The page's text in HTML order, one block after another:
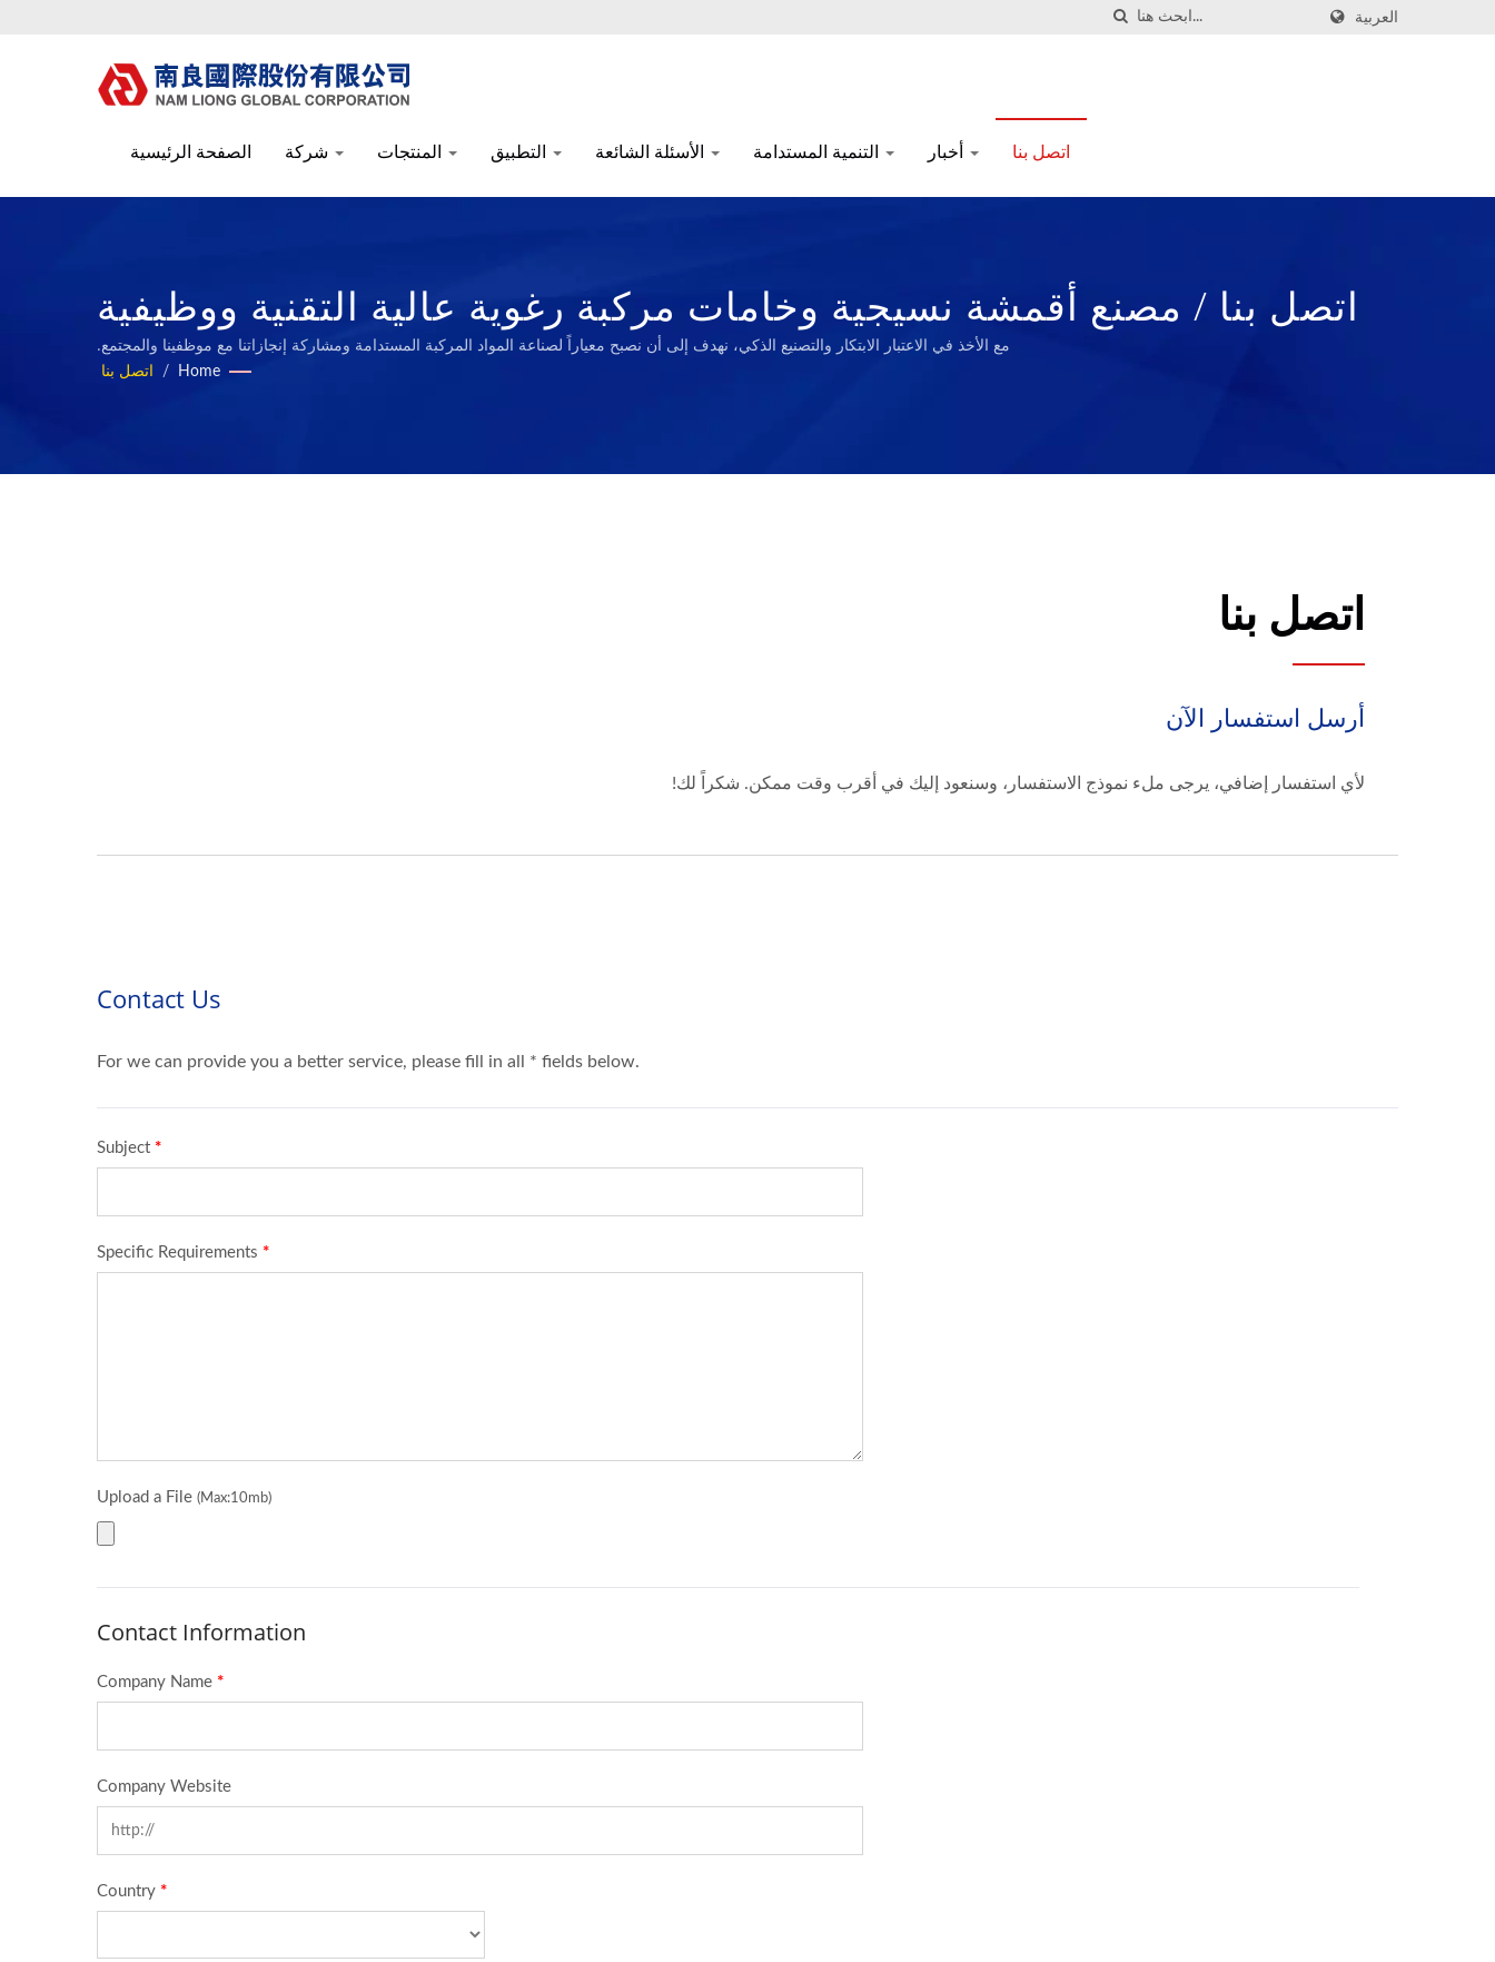
العربية
الصفحة الرئيسية اتصل بنا
اتصل بنا / مصنع أقمشة نسيجية وخامات مركبة رغوية عالية التقنية ووظيفية
وخضراء منذ عام 1972 | Nam Liong
مع الأخذ في الاعتبار الابتكار والتصنيع الذكي، نهدف إلى أن نصبح معياراً لصناعة المواد المركبة المستدامة ومشاركة إنجازاتنا مع موظفينا والمجتمع.
Home
/ اتصل بنا
اتصل بنا
أرسل استفسار الآن
لأي استفسار إضافي، يرجى ملء نموذج الاستفسار، وسنعود إليك في أقرب وقت ممكن. شكراً لك!